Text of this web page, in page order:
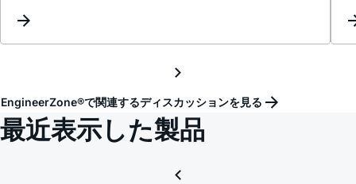
EngineerZone®で関連するディスカッションを見る
最近表示した製品